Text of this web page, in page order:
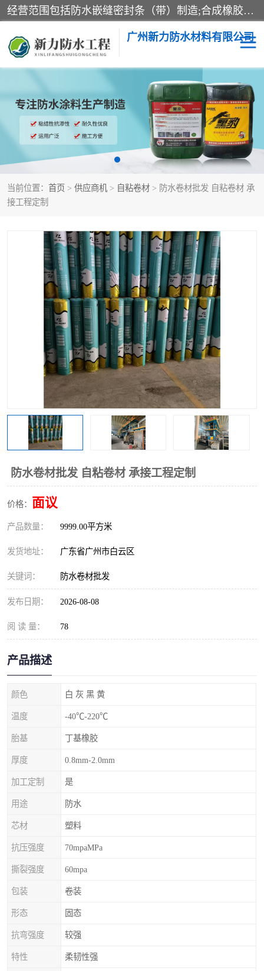
经营范围包括防水嵌缝密封条（带）制造;合成橡胶制造（监控化学品、危险化学品除外）;沥青混合物制造;防水胶粘带制造;其他合成材料制造（监控化学品、危险化学品除外）;涂料制造（监控化学品、危险化学品除外）;建筑结构防水补漏;防水建筑材料制造;粘合剂制造（监控化学品、危险化学品除外）;涂料零售;广州新力防水材料有限公司具有1处分支机构。
广州新力防水材料有限公司
当前位置： 首页 > 供应商机 > 自粘卷材 > 防水卷材批发 自粘卷材 承
接工程定制
防水卷材批发 自粘卷材 承接工程定制
价格： 面议
产品数量： 9999.00平方米
发货地址： 广东省广州市白云区
关键词： 防水卷材批发
发布日期： 2026-08-08
阅 读 量： 78
产品描述
颜色 白 灰 黑 黄
温度 -40℃-220℃
胎基 丁基橡胶
厚度 0.8mm-2.0mm
加工定制 是
用途 防水
芯材 塑料
抗压强度 70mpaMPa
撕裂强度 60mpa
包装 卷装
形态 固态
抗弯强度 较强
特性 柔韧性强
黑豹防水胶 建筑108胶水
乳化沥青防水涂料 自粘卷材
非固化橡胶防水涂料